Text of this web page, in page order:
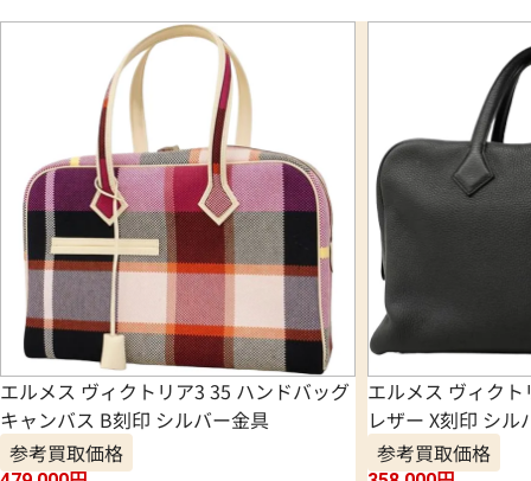
エルメス ヴィクトリア3 35 ハンドバッグ
キャンバス B刻印 シルバー金具
参考買取価格
エルメス ヴィク
レザー X刻印 シル
参考買取価格